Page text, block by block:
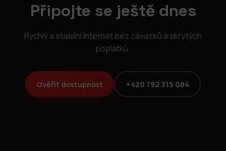
Připojte se ještě dnes
Rychlý a stabilní internet bez závazků a skrytých
poplatků.
Ověřit dostupnost +420 792 315 084